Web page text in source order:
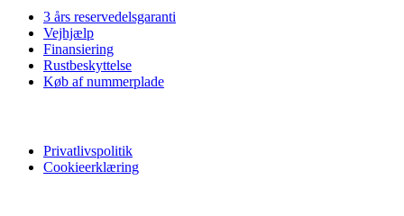
3 års reservedelsgaranti
Vejhjælp
Finansiering
Rustbeskyttelse
Køb af nummerplade
Privatlivspolitik
Cookieerklæring